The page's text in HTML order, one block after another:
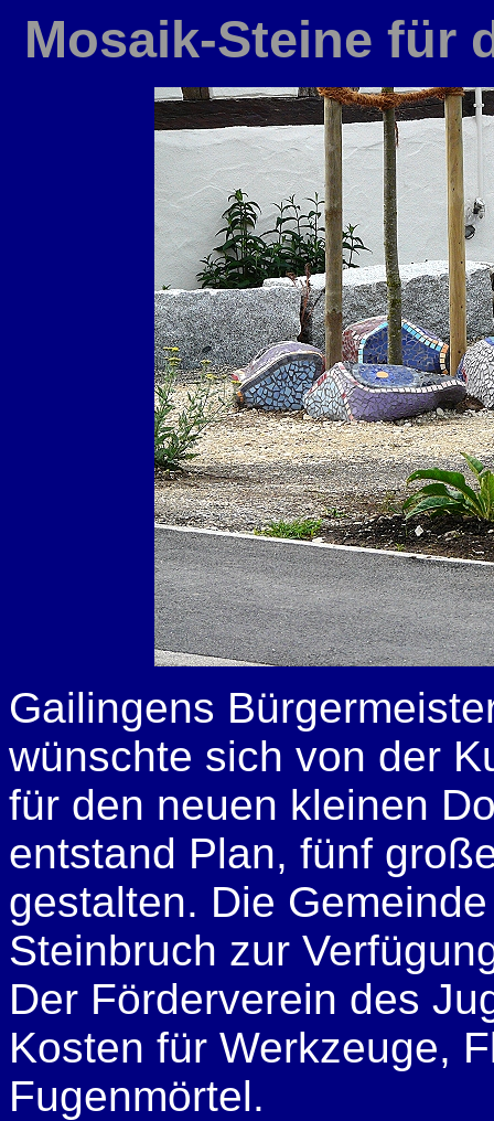
Mosaik-Steine für
Gailingens
wünschte sich von der
für den neuen kleinen
entstand Plan, fünf
gestalten. Die
Steinbruch zur
Der Förderverein des
Kosten für Werkzeuge,
Fugenmörtel.